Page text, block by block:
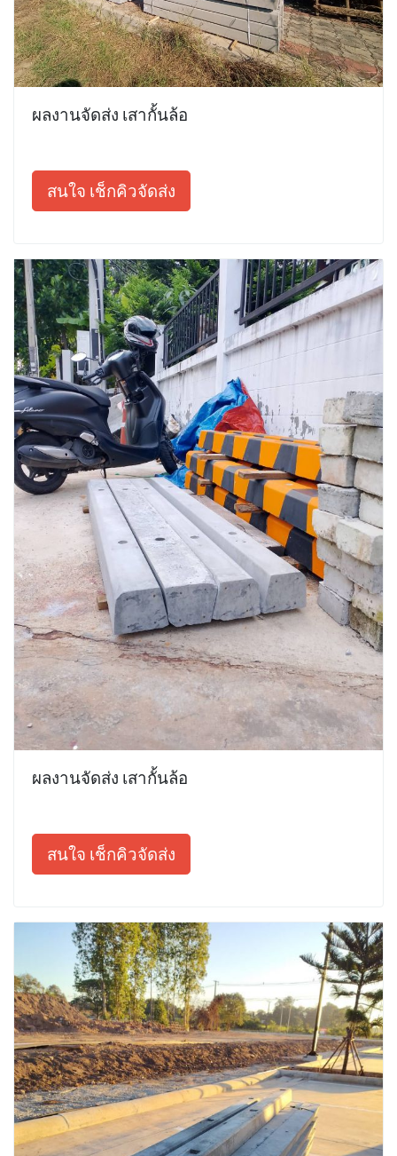
ผลงานจัดส่ง เสากั้นล้อ
สนใจ เช็กคิวจัดส่ง
ผลงานจัดส่ง เสากั้นล้อ
สนใจ เช็กคิวจัดส่ง